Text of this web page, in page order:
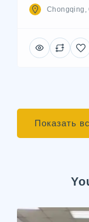
Chongqing,
Показать